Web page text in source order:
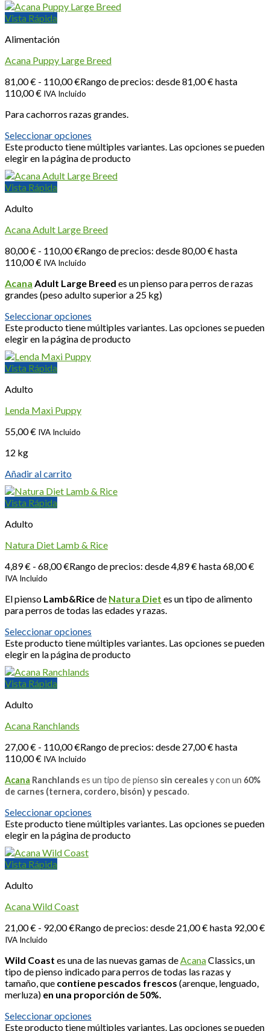
Vista Rápida
Alimentación
Acana Puppy Large Breed
81,00€ - 110,00€Rango de precios: desde 81,00 € hasta
110,00 € IVA Incluido
Para cachorros razas grandes.
Seleccionar opciones
Este producto tiene múltiples variantes. Las opciones se pueden
elegir en la página de producto
Vista Rápida
Adulto
Acana Adult Large Breed
80,00€ - 110,00€Rango de precios: desde 80,00 € hasta
110,00 € IVA Incluido
Acana Adult Large Breed es un pienso para perros de razas
grandes (peso adulto superior a 25 kg)
Seleccionar opciones
Este producto tiene múltiples variantes. Las opciones se pueden
elegir en la página de producto
Vista Rápida
Adulto
Lenda Maxi Puppy
55,00€ IVA Incluido
12 kg
Añadir al carrito
Vista Rápida
Adulto
Natura Diet Lamb & Rice
4,89€ - 68,00€Rango de precios: desde 4,89 € hasta 68,00 €
IVA Incluido
El pienso Lamb&Ricede Natura Diet es un tipo de alimento
para perros de todas las edades y razas.
Seleccionar opciones
Este producto tiene múltiples variantes. Las opciones se pueden
elegir en la página de producto
Vista Rápida
Adulto
Acana Ranchlands
27,00€ - 110,00€Rango de precios: desde 27,00 € hasta
110,00 € IVA Incluido
Acana Ranchlandses un tipo de pienso sin cerealesy con un 60%
de carnes (ternera, cordero, bisón) y pescado.
Seleccionar opciones
Este producto tiene múltiples variantes. Las opciones se pueden
elegir en la página de producto
Vista Rápida
Adulto
Acana Wild Coast
21,00€ - 92,00€Rango de precios: desde 21,00 € hasta 92,00 €
IVA Incluido
Wild Coast es una de las nuevas gamas deAcanaClassics, un
tipo de pienso indicado para perros de todas las razas y
tamaño, que contiene pescados frescos (arenque, lenguado,
merluza) en una proporción de 50%.
Seleccionar opciones
Este producto tiene múltiples variantes. Las opciones se pueden